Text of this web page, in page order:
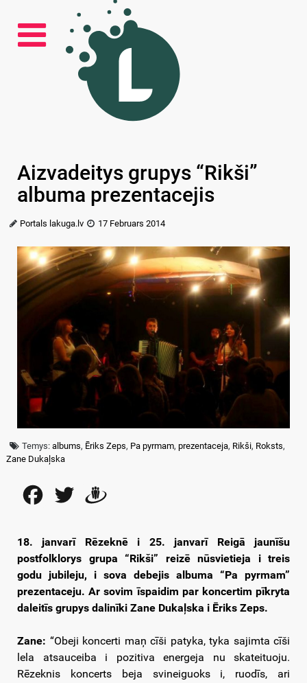
Aizvadeitys grupys “Rikši”
albuma prezentacejis
Portals lakuga.lv 17 Februars 2014
Temys:albums, Ēriks Zeps, Pa pyrmam,prezentaceja, Rikši, Roksts,
Zane Dukaļska
FacebookTwitter
18. janvarī Rēzeknē i 25. janvarī Reigā jaunīšu
postfolklorys grupa “Rikši” reizē nūsvietieja i treis
godu jubileju, i sova debejis albuma “Pa pyrmam”
prezentaceju. Ar sovim īspaidim par koncertim pīkryta
daleitīs grupys dalinīki Zane Dukaļska i Ēriks Zeps.
Zane: “Obeji koncerti maņ cīši patyka, tyka sajimta cīši
lela atsauceiba i pozitiva energeja nu skateituoju.
Rēzeknis koncerts beja svineiguoks i, ruodīs, ari